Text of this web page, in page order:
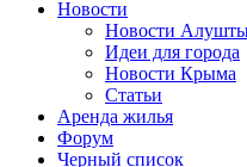
Новости
Новости
Идеи для города
Новости Крыма
Статьи
Аренда жилья
Форум
Черный список